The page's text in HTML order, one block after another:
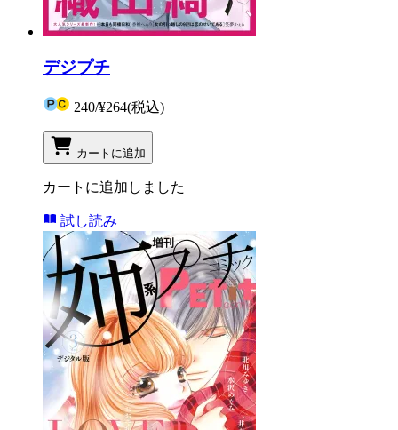
デジプチ
240/¥264(税込)
カートに追加
カートに追加しました
試し読み